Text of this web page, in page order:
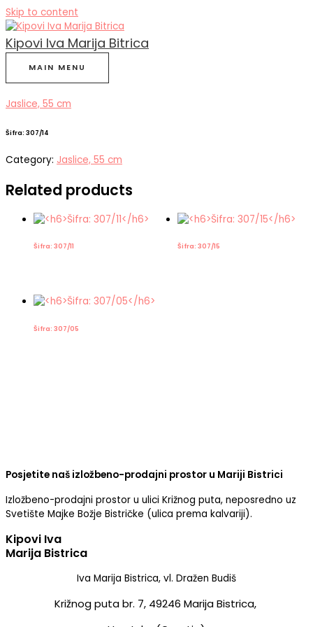
Skip to content
Kipovi Iva Marija Bitrica
MAIN MENU
Jaslice, 55 cm
Šifra: 307/14
Category: Jaslice, 55 cm
Related products
Šifra: 307/11 Šifra: 307/15
Šifra: 307/05
Posjetite naš izložbeno-prodajni prostor u Mariji Bistrici
Izložbeno-prodajni prostor u ulici Križnog puta, neposredno uz
Svetište Majke Božje Bistričke (ulica prema kalvariji).
Kipovi Iva
Marija Bistrica
Iva Marija Bistrica, vl. Dražen Budiš
Križnog puta br. 7, 49246 Marija Bistrica,